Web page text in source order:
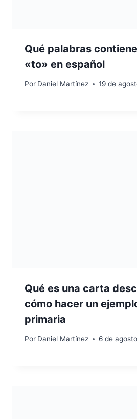
Qué palabras
«to» en español
Por Daniel Martínez 19 de
Qué es una carta
cómo hacer un
primaria
Por Daniel Martínez 6 de